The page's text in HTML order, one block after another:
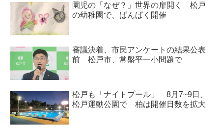
園児の「なぜ？」世界の扉開く 松戸
の幼稚園で、ばんぱく開催
審議決着、市民アンケートの結果公表
前 松戸市、常盤平一小問題で
松戸も「ナイトプール」 8月7~9日、
松戸運動公園で 柏は開催日数を拡大